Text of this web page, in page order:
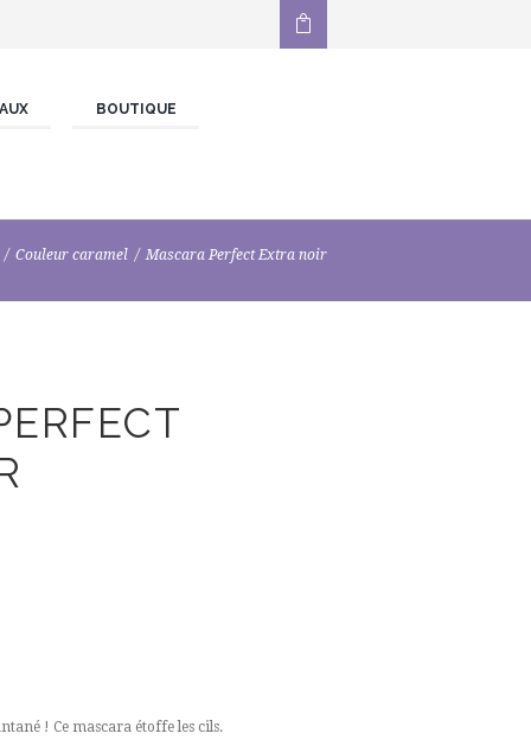
BOUTIQUE
Couleur caramel Mascara Perfect Extra noir
! Ce mascara étoffe les cils.